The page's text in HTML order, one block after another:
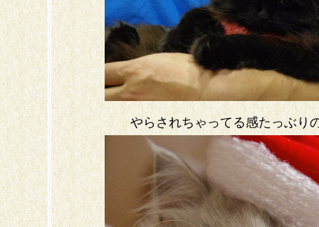
やらされちゃってる感たっぶり